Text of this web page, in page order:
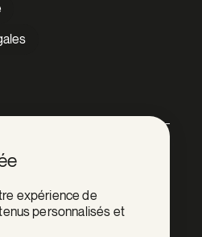
expérience de
personnalisés et